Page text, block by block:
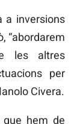
a inversions
“abordarem
les altres
per
Civera.
que hem de